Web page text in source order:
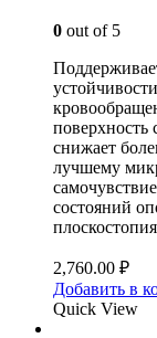
0 out of 5
поверхность
снижает
лучшему
состояний
2,760.00 ₽
Добавить в
Quick View